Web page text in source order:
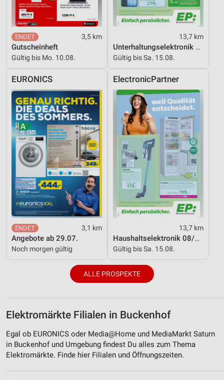
3,5 km
Gutscheinheft
Gültig bis Mo. 10.08.
13,7 km
Unterhaltungselektronik 08/2026
Gültig bis Sa. 15.08.
EURONICS
3,1 km
Angebote ab 29.07.
Noch morgen gültig
ElectronicPartner
13,7 km
Haushaltselektronik 08/2026
Gültig bis Sa. 15.08.
ALLE PROSPEKTE
Elektromärkte Filialen in Buckenhof
Egal ob EURONICS oder Media@Home und MediaMarkt Saturn
in Buckenhof und Umgebung findest Du alles zum Thema
Elektromärkte. Finde hier Filialen und Öffnungszeiten.